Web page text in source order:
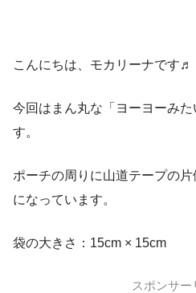
こんにちは、モカリーナです♬
今回はまん丸な「ヨーヨーみ
す。
ポーチの周りに山道テープの
になっています。
袋の大きさ：15cm × 15cm
スポンサー